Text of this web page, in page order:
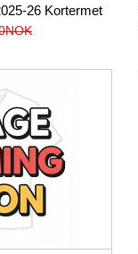
26 Kortermet